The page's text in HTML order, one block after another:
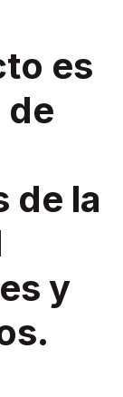
es
de
de la
y